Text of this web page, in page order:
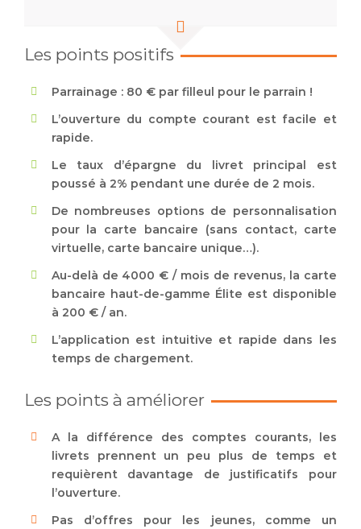
Les points positifs
Parrainage : 80 € par filleul pour le parrain !
L’ouverture du compte courant est facile et
rapide.
Le taux d’épargne du livret principal est
poussé à 2% pendant une durée de 2 mois.
De nombreuses options de personnalisation
pour la carte bancaire (sans contact, carte
virtuelle, carte bancaire unique…).
Au-delà de 4000 € / mois de revenus, la carte
bancaire haut-de-gamme Élite est disponible
à 200 € / an.
L’application est intuitive et rapide dans les
temps de chargement.
Les points à améliorer
A la différence des comptes courants, les
livrets prennent un peu plus de temps et
requièrent davantage de justificatifs pour
l’ouverture.
Pas d’offres pour les jeunes, comme un